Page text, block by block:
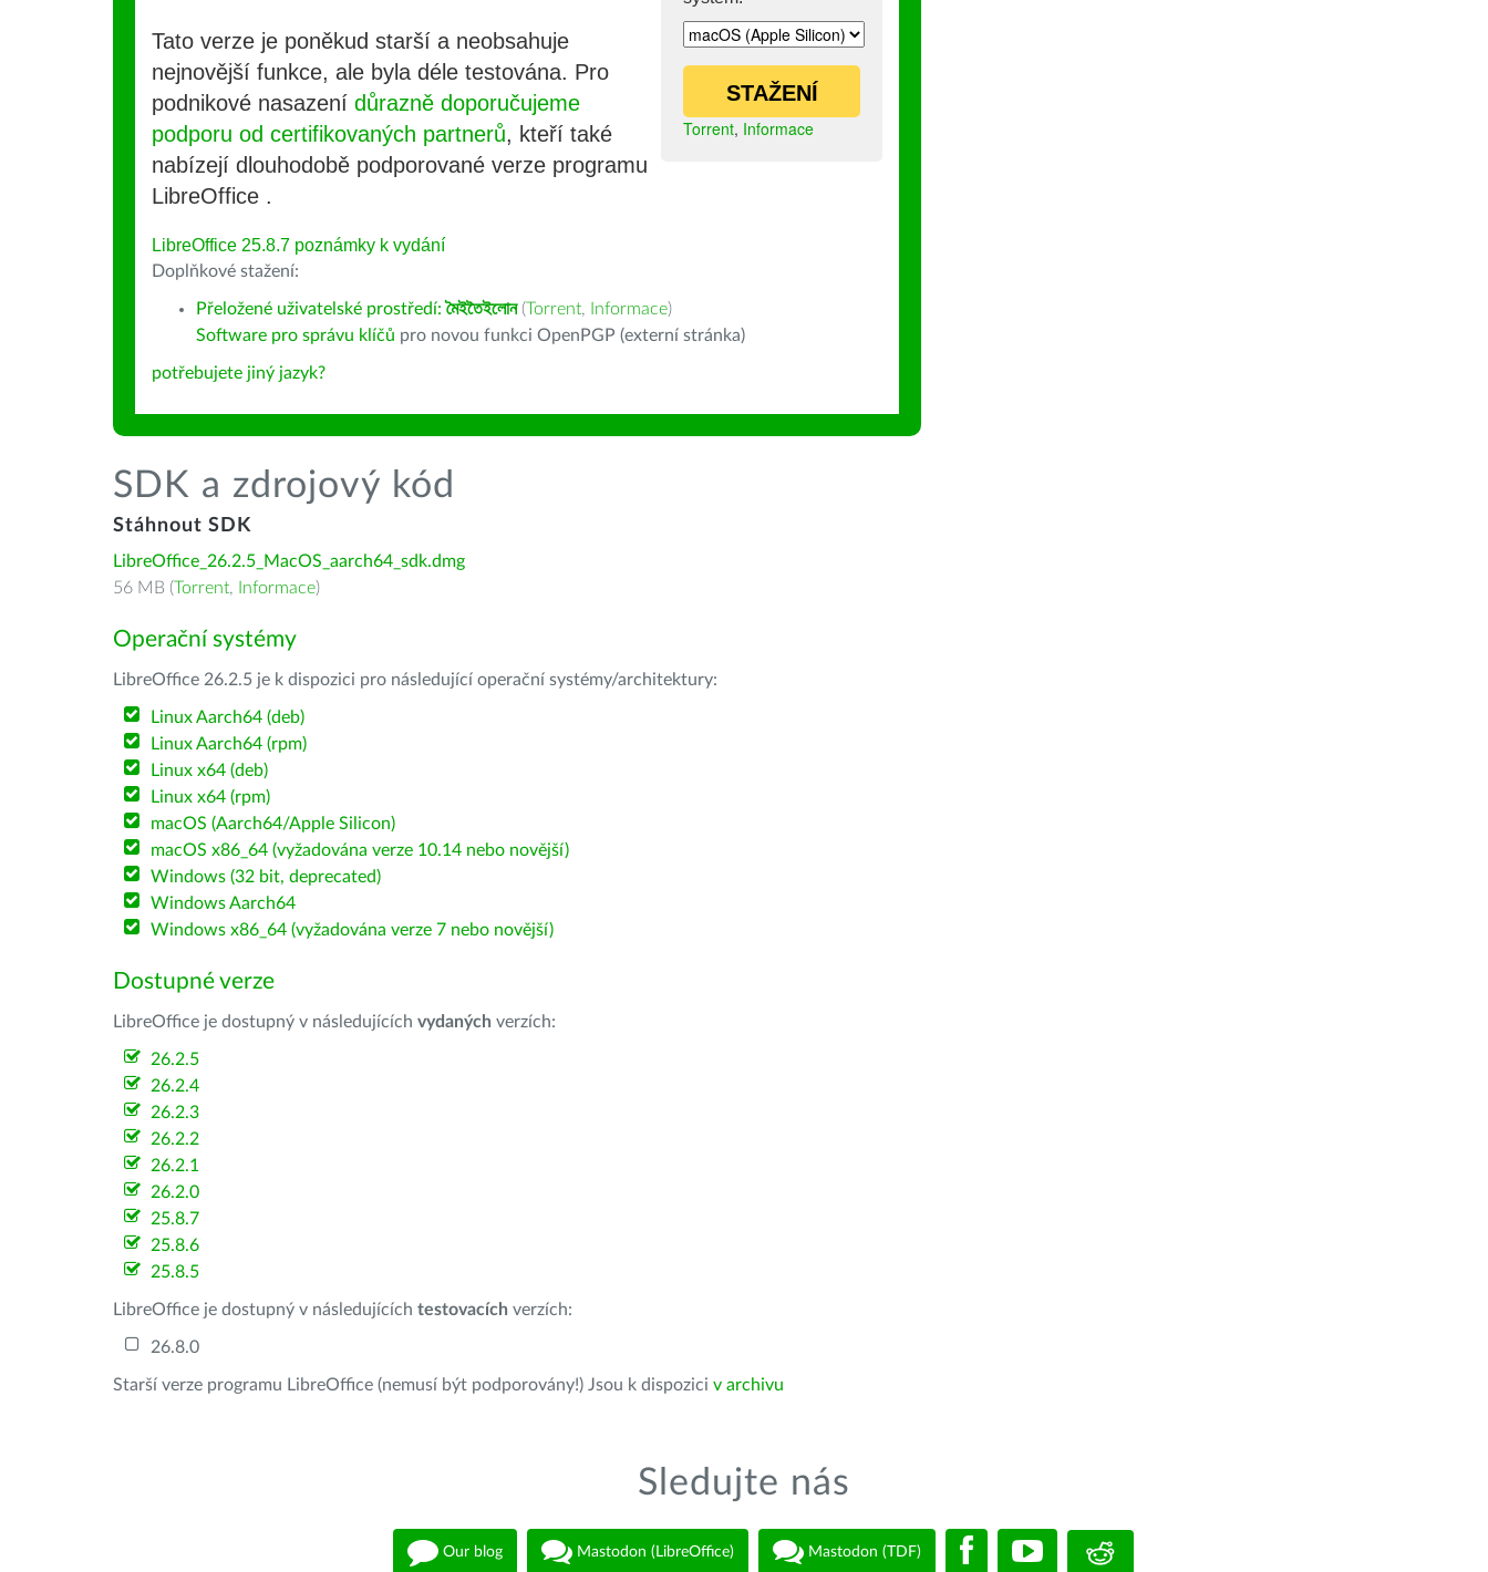
STAŽENÍ
Torrent, Informace
Tato verze je poněkud starší a neobsahuje
nejnovější funkce, ale byla déle testována. Pro
podnikové nasazení důrazně doporučujeme
podporu od certifikovaných partnerů, kteří také
nabízejí dlouhodobě podporované verze programu
LibreOffice .
LibreOffice 25.8.7 poznámky k vydání
Doplňkové stažení:
Přeložené uživatelské prostředí:মৈইতৈইলোন (Torrent, Informace)
Software pro správu klíčů pro novou funkci OpenPGP (externí stránka)
potřebujete jiný jazyk?
SDK a zdrojový kód
Stáhnout SDK
LibreOffice_26.2.5_MacOS_aarch64_sdk.dmg
56 MB (Torrent, Informace)
Operační systémy
LibreOffice 26.2.5 je k dispozici pro následující operační systémy/architektury:
Linux Aarch64 (deb)
Linux Aarch64 (rpm)
Linux x64 (deb)
Linux x64 (rpm)
macOS (Aarch64/Apple Silicon)
macOS x86_64 (vyžadována verze 10.14 nebo novější)
Windows (32 bit, deprecated)
Windows Aarch64
Windows x86_64 (vyžadována verze 7 nebo novější)
Dostupné verze
LibreOffice je dostupný v následujících vydaných verzích:
26.2.5
26.2.4
26.2.3
26.2.2
26.2.1
26.2.0
25.8.7
25.8.6
25.8.5
LibreOffice je dostupný v následujících testovacích verzích:
26.8.0
Starší verze programu LibreOffice (nemusí být podporovány!) Jsou k dispozici v archivu
Sledujte nás
Our blog Mastodon (LibreOffice) Mastodon (TDF)